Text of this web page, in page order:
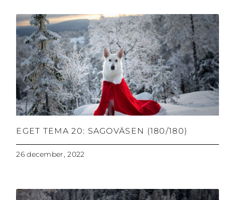
EGET TEMA 20: SAGOVÄSEN (180/180)
26 december, 2022